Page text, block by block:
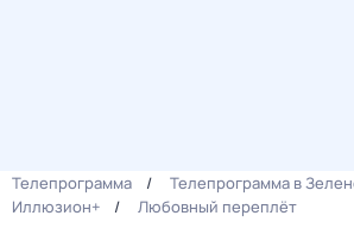
Телепрограмма
Телепрограмма в
Иллюзион+
Любовный переплёт